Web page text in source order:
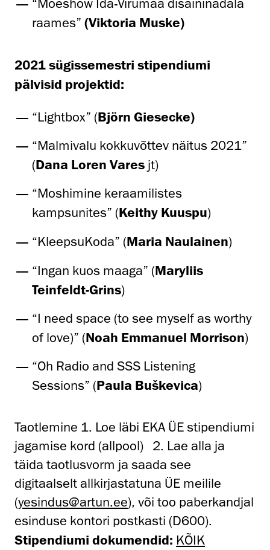
“Moeshow Ida-Virumaa disaininädala
raames” (Viktoria Muske)
2021 sügissemestri stipendiumi
pälvisid projektid:
“Lightbox” (Björn Giesecke)
“Malmivalu kokkuvõttev näitus 2021”
(Dana Loren Vares jt)
“Moshimine keraamilistes
kampsunites” (Keithy Kuuspu)
“KleepsuKoda” (Maria Naulainen)
“Ingan kuos maaga” (Maryliis
Teinfeldt-Grins)
“I need space (to see myself as worthy
of love)” (Noah Emmanuel Morrison)
“Oh Radio and SSS Listening
Sessions” (Paula Buškevica)
Taotlemine 1. Loe läbi EKA ÜE stipendiumi
jagamise kord (allpool) 2. Lae alla ja
täida taotlusvorm ja saada see
digitaalselt allkirjastatuna ÜE meilile
(yesindus@artun.ee), või too paberkandjal
esinduse kontori postkasti (D600).
Stipendiumi dokumendid: KÕIK